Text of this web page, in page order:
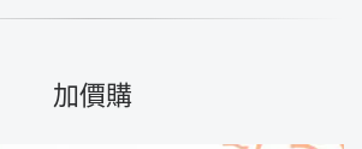
加價購